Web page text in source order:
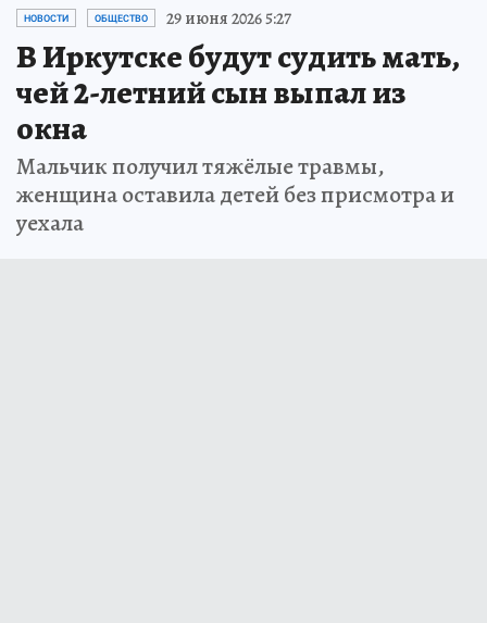
НОВОСТИ ОБЩЕСТВО 29 июня 2026 5:27
В Иркутске будут судить мать,
чей 2-летний сын выпал из
окна
Мальчик получил тяжёлые травмы,
женщина оставила детей без присмотра и
уехала